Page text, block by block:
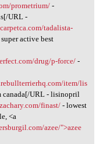
prometrium/-
URL -
tadalista-
active best
drug/p-force/-
item/lis
URL - lisinopril
finast/- lowest
<a
azee/">azee